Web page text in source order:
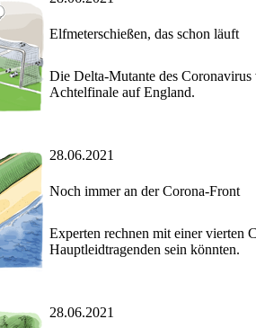
Elfmeterschießen, das schon läuft
Die Delta-Mutante des
Achtelfinale auf England.
28.06.2021
Noch immer an der Corona-Front
Experten rechnen mit einer vierten
Hauptleidtragenden sein könnten.
28.06.2021